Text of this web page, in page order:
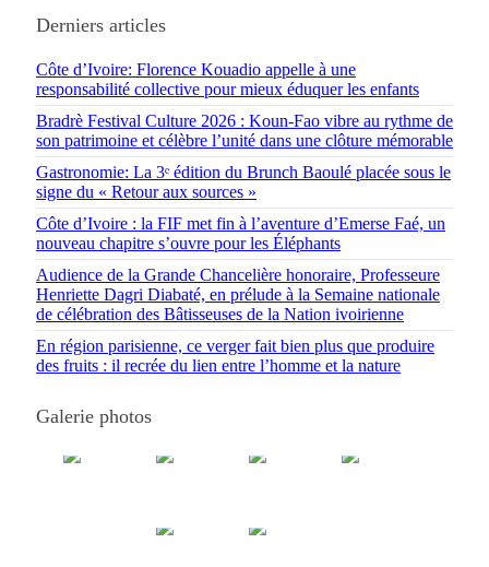
Derniers articles
Côte d’Ivoire: Florence Kouadio appelle à une
responsabilité collective pour mieux éduquer les enfants
Bradrè Festival Culture 2026 : Koun-Fao vibre au rythme de
son patrimoine et célèbre l’unité dans une clôture mémorable
Gastronomie: La 3ᵉ édition du Brunch Baoulé placée sous le
signe du « Retour aux sources »
Côte d’Ivoire : la FIF met fin à l’aventure d’Emerse Faé, un
nouveau chapitre s’ouvre pour les Éléphants
Audience de la Grande Chancelière honoraire, Professeure
Henriette Dagri Diabaté, en prélude à la Semaine nationale
de célébration des Bâtisseuses de la Nation ivoirienne
En région parisienne, ce verger fait bien plus que produire
des fruits : il recrée du lien entre l’homme et la nature
Galerie photos